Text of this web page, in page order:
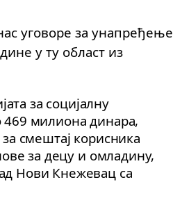
уговоре за унапређење
у ту област из
за социјалну
469 милиона динара,
смештај корисника
за децу и омладину,
Нови Кнежевац са